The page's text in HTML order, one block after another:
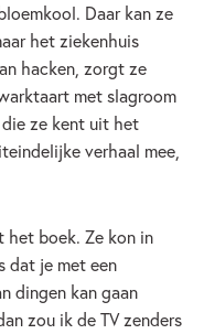
Daar kan ze
het ziekenhuis
hacken, zorgt ze
met slagroom
ze kent uit het
verhaal mee,
het boek. Ze kon in
dat je met een
dingen kan gaan
zou ik de TV zenders